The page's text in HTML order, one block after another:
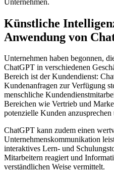
Künstliche
Anwendung von
Unternehmen haben begonnen,
ChatGPT in verschiedenen
Bereich ist der Kundendienst:
Kundenanfragen zur Verfügung
menschliche
Bereichen wie Vertrieb und
potenzielle Kunden
ChatGPT kann zudem einen
Unternehmenskommunikation
interaktives Lern- und
Mitarbeitern reagiert und
verständlichen Weise vermittelt.